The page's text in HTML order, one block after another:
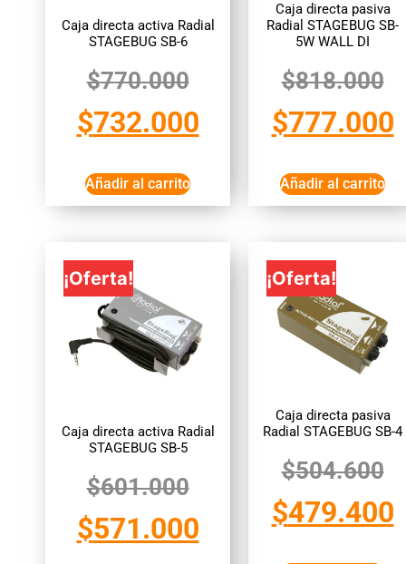
Caja directa activa Radial
STAGEBUG SB-6
$770.000
$732.000
Añadir al carrito
Caja directa pasiva
Radial STAGEBUG SB-
5W WALL DI
$818.000
$777.000
Añadir al carrito
¡Oferta!
Caja directa activa Radial
STAGEBUG SB-5
$601.000
$571.000
¡Oferta!
Caja directa pasiva
Radial STAGEBUG SB-4
$504.600
$479.400